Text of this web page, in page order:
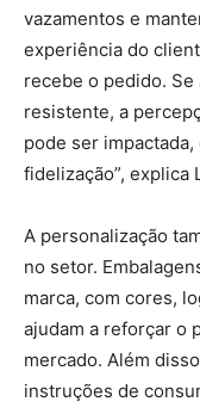
vazamentos e
experiência do
recebe o pedido.
resistente, a
pode ser
fidelização”, explica
A personalização
no setor.
marca, com cores,
ajudam a reforçar o
mercado. Além
instruções de